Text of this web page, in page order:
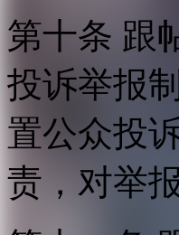
第十条 跟
投诉举报
置公众投
责，对举